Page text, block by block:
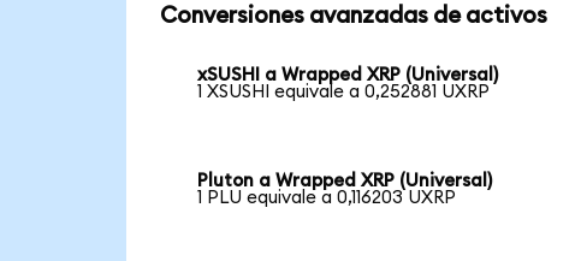
Conversiones avanzadas de activos
xSUSHI a Wrapped XRP (Universal)
1 XSUSHI equivale a 0,252881 UXRP
Pluton a Wrapped XRP (Universal)
1 PLU equivale a 0,116203 UXRP